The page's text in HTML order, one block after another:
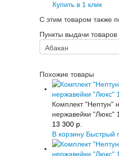
Купить в 1 клик
С этим товаром также
Пункты выдачи
Похожие товары
Комплект "Нептун"
нержавейки "Люкс"
13 300 p.
В корзину Быстрый